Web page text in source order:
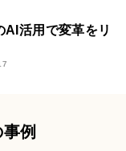
AI活用で変革をリ
例